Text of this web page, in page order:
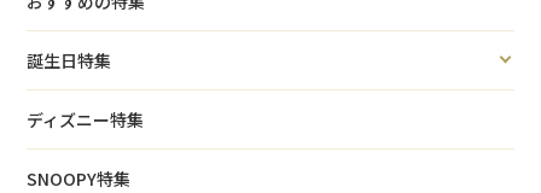
誕生日特集
ディズニー特集
SNOOPY特集